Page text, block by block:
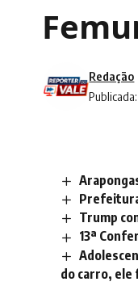
Redação
Trump
13ª
do carro, ele